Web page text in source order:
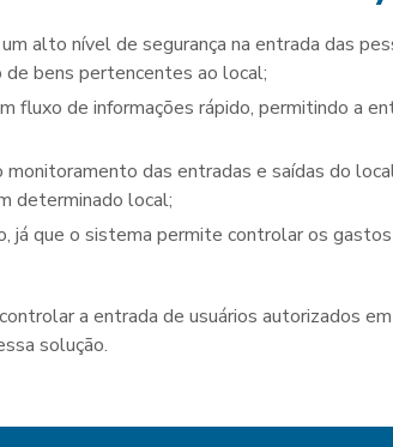
bens pertencentes ao local;
determinado local;
a entrada de usuários autorizados
solução.